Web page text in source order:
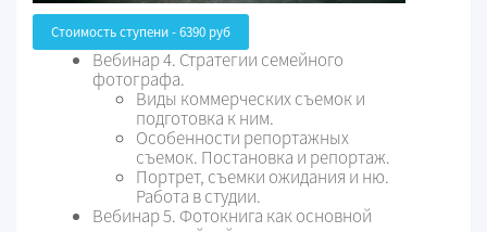
Стоимость ступени - 6390 руб
Вебинар 4. Стратегии семейного
фотографа.
Виды коммерческих съемок и
подготовка к ним.
Особенности репортажных
съемок. Постановка и репортаж.
Портрет, съемки ожидания и ню.
Работа в студии.
Вебинар 5. Фотокнига как основной